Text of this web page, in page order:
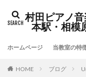
村田ピアノ
本駅・相模
ホームページ 当教室の特
HOME ブログ